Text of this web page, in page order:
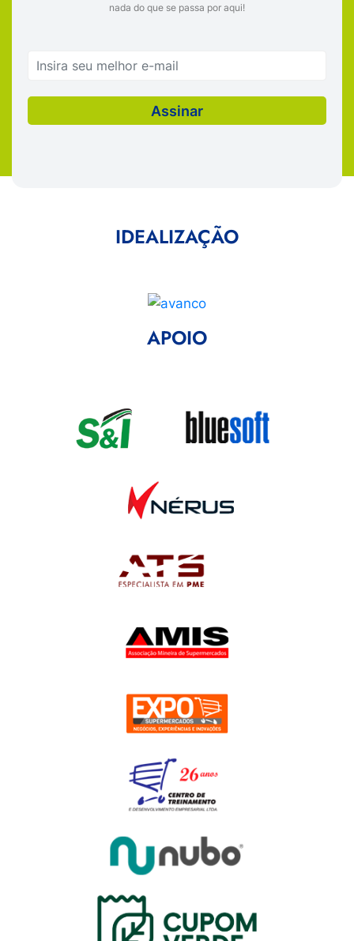
nada do que se passa por aqui!
IDEALIZAÇÃO
APOIO